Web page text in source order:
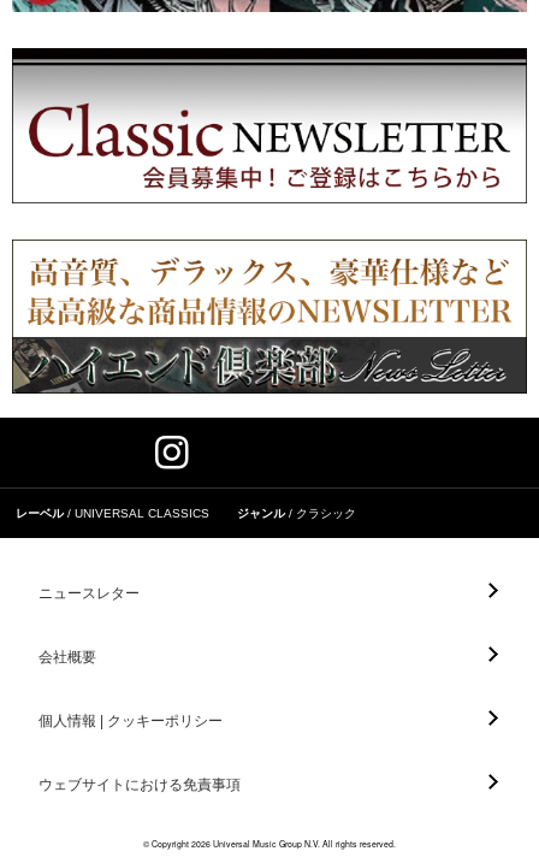
レーベル UNIVERSAL CLASSICS ジャンル クラシック
ニュースレター
会社概要
個人情報 | クッキーポリシー
ウェブサイトにおける免責事項
© Copyright 2026 Universal Music Group N.V. All rights reserved.